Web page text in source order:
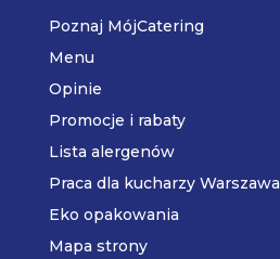
Poznaj MójCatering
Menu
Opinie
Promocje i rabaty
Lista alergenów
Praca dla kucharzy Warszawa
Eko opakowania
Mapa strony